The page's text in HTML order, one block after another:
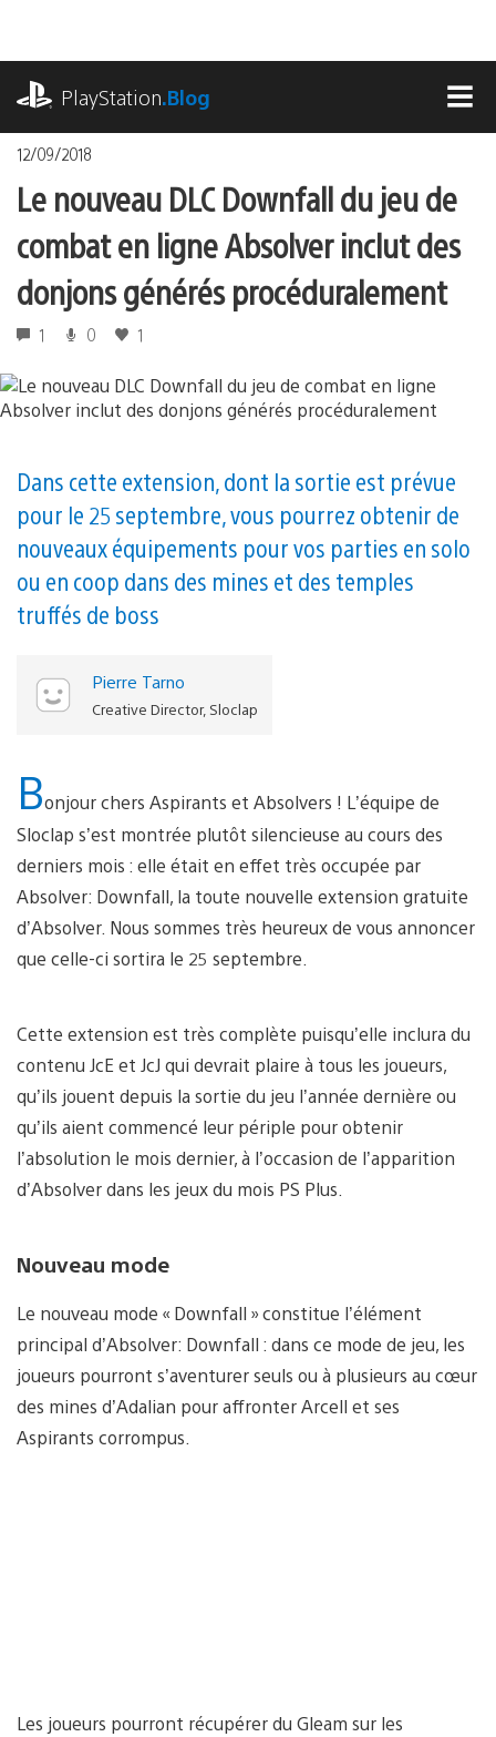
contenu
PlayStation.Blog
12/09/2018
Le nouveau DLC Downfall du jeu de
combat en ligne Absolver inclut des
donjons générés procéduralement
1 0 1
Dans cette extension, dont la sortie est prévue
pour le 25 septembre, vous pourrez obtenir de
nouveaux équipements pour vos parties en solo
ou en coop dans des mines et des temples
truffés de boss
Pierre Tarno
Creative Director, Sloclap
Bonjour chers Aspirants et Absolvers ! L’équipe de
Sloclap s’est montrée plutôt silencieuse au cours des
derniers mois : elle était en effet très occupée par
Absolver: Downfall, la toute nouvelle extension gratuite
d’Absolver. Nous sommes très heureux de vous annoncer
que celle-ci sortira le 25 septembre.
Cette extension est très complète puisqu’elle inclura du
contenu JcE et JcJ qui devrait plaire à tous les joueurs,
qu’ils jouent depuis la sortie du jeu l’année dernière ou
qu’ils aient commencé leur périple pour obtenir
l’absolution le mois dernier, à l’occasion de l’apparition
d’Absolver dans les jeux du mois PS Plus.
Nouveau mode
Le nouveau mode « Downfall » constitue l’élément
principal d’Absolver: Downfall : dans ce mode de jeu, les
joueurs pourront s’aventurer seuls ou à plusieurs au cœur
des mines d’Adalian pour affronter Arcell et ses
Aspirants corrompus.
Les joueurs pourront récupérer du Gleam sur les